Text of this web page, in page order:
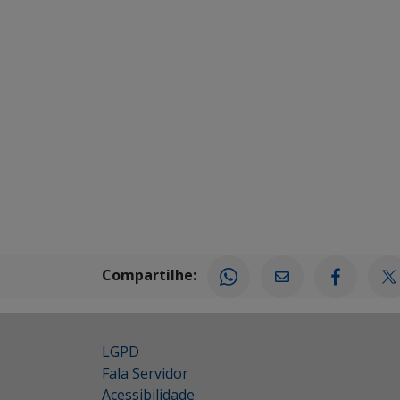
Compartilhe:
LGPD
Fala Servidor
Acessibilidade